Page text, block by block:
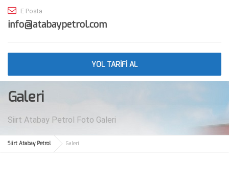
E Posta
info@atabaypetrol.com
YOL TARİFİ AL
Galeri
Siirt Atabay Petrol Foto Galeri
Siirt Atabay Petrol Galeri